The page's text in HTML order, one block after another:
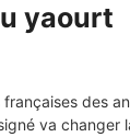
yaourt
françaises des
va changer